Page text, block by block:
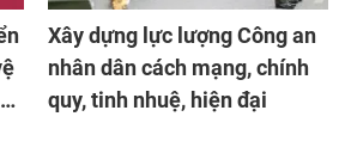
Xây dựng lực lượng Công an
nhân dân cách mạng, chính
quy, tinh nhuệ, hiện đại